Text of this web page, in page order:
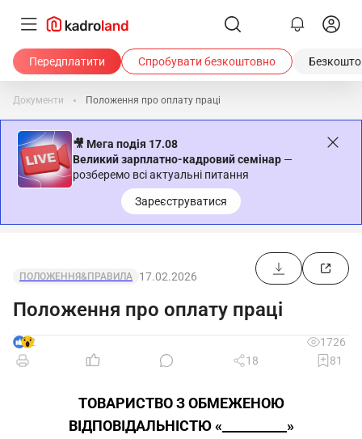
Передплатити Спробувати безкоштовно
Документи Положення про оплату праці
🎥 Мега подія 17.08
Великий зарплатно-кадровий семінар —
розберемо всі актуальні питання
Зареєструватися
ПОЛОЖЕННЯ&ПРАВИЛА 17.02.2026
Положення про оплату праці
2
1726
18
81
ТОВАРИСТВО З ОБМЕЖЕНОЮ
ВІДПОВІДАЛЬНІСТЮ «__________»